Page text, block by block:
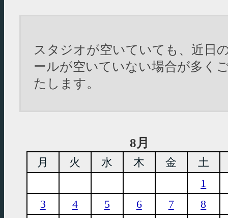
スタジオが空いていても、近日
ールが空いていない場合が多く
たします。
8月
月 火 水 木 金
土
1
3
4 5 6 7
8